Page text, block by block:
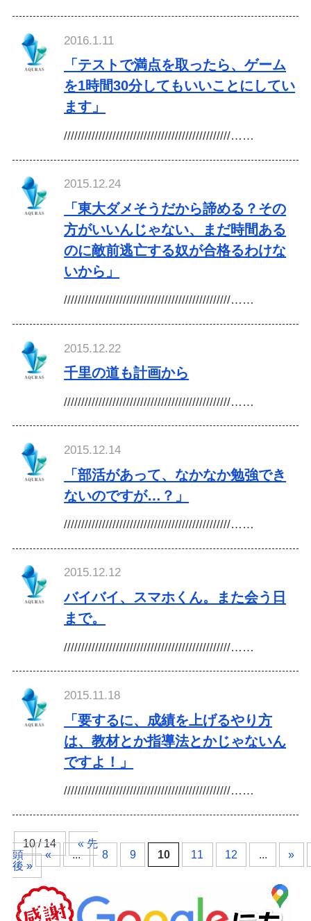
2016.1.11
「テストで満点を取ったら、ゲーム
を1時間30分してもいいことにしてい
ます」
////////////////////////////////////////////////……
2015.12.24
「東大ダメそうだから諦める？その
方がいいんじゃない、まだ時間ある
のに敵前逃亡する奴が合格るわけな
いから」
////////////////////////////////////////////////……
2015.12.22
千里の道も計画から
////////////////////////////////////////////////……
2015.12.14
「部活があって、なかなか勉強でき
ないのですが…？」
////////////////////////////////////////////////……
2015.12.12
バイバイ、スマホくん。また会う日
まで。
////////////////////////////////////////////////……
2015.11.18
「要するに、成績を上げるやり方
は、教材とか指導法とかじゃないん
ですよ！」
////////////////////////////////////////////////……
10 / 14
« 先
頭
« ... 8 9 10 11 12 ...
»
後 »